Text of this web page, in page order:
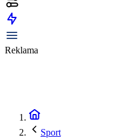
Reklama
Sport